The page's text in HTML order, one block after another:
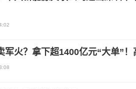
军火？拿下超1400亿元“大单”！